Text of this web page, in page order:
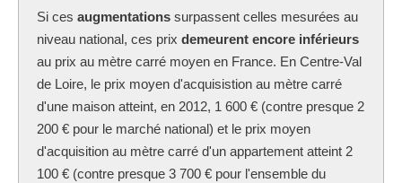
Si ces augmentations surpassent celles mesurées au
niveau national, ces prix demeurent encore inférieurs
au prix au mètre carré moyen en France. En Centre-Val
de Loire, le prix moyen d'acquisistion au mètre carré
d'une maison atteint, en 2012, 1 600 € (contre presque 2
200 € pour le marché national) et le prix moyen
d'acquisition au mètre carré d'un appartement atteint 2
100 € (contre presque 3 700 € pour l'ensemble du